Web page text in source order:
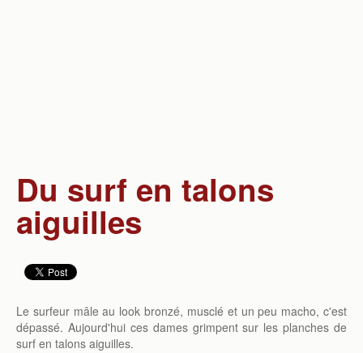
Du surf en talons
aiguilles
Le surfeur mâle au look bronzé, musclé et un peu macho, c'est
dépassé. Aujourd'hui ces dames grimpent sur les planches de
surf en talons aiguilles.